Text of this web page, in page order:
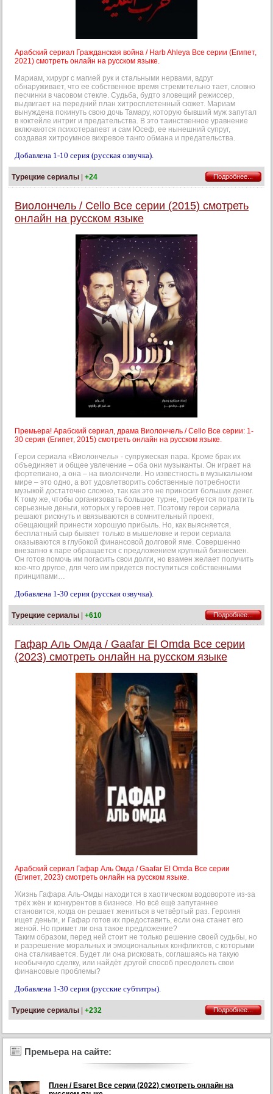
Арабский сериал Гражданская война / Harb Ahleya Все серии (Египет,
2021) смотреть онлайн на русском языке.
Мариам, хирург с магией рук и стальными нервами, вдруг
обнаруживает, что ее собственное время стремительно тает, словно
песчинки в часовом стекле. Судьба, будто зловещий режиссер,
выдвигает на передний план хитросплетенный сюжет. Мариам
вынуждена покинуть свою дочь Тамару, которую бывший муж запутал
в коктейле интриг и предательства. В это таинственное уравнение
включаются психотерапевт и сам Юсеф, ее нынешний супруг,
создавая хитроумное вихревое танго обмана и предательства.
Добавлена 1-10 серия (русская озвучка).
Турецкие сериалы | +24 Подробнее...
Виолончель / Cello Все серии (2015) смотреть
онлайн на русском языке
Премьера! Арабский сериал, драма Виолончель / Cello Все серии: 1-
30 серия (Египет, 2015) смотреть онлайн на русском языке.
Герои сериала «Виолончель» - супружеская пара. Кроме брак их
объединяет и общее увлечение – оба они музыканты. Он играет на
фортепиано, а она – на виолончели. Но известность в музыкальном
мире – это одно, а вот удовлетворить собственные потребности
музыкой достаточно сложно, так как это не приносит больших денег.
К тому же, чтобы организовать большое турне, требуется потратить
серьезные деньги, которых у героев нет. Поэтому герои сериала
решают рискнуть и ввязываются в сомнительный проект,
обещающий принести хорошую прибыль. Но, как выясняется,
бесплатный сыр бывает только в мышеловке и герои сериала
оказываются в глубокой финансовой долговой яме. Совершенно
внезапно к паре обращается с предложением крупный бизнесмен.
Он готов помочь им погасить свои долги, но взамен желает получить
кое-что другое, для чего им придется поступиться собственными
принципами…
Добавлена 1-30 серия (русская озвучка).
Турецкие сериалы | +610 Подробнее...
Гафар Аль Омда / Gaafar El Omda Все серии
(2023) смотреть онлайн на русском языке
Арабский сериал Гафар Аль Омда / Gaafar El Omda Все серии
(Египет, 2023) смотреть онлайн на русском языке.
Жизнь Гафара Аль-Омды находится в хаотическом водовороте из-за
трёх жён и конкурентов в бизнесе. Но всё ещё запутаннее
становится, когда он решает жениться в четвёртый раз. Героиня
ищет деньги, и Гафар готов их предоставить, если она станет его
женой. Но примет ли она такое предложение?
Таким образом, перед ней стоит не только решение своей судьбы, но
и разрешение моральных и эмоциональных конфликтов, с которыми
она сталкивается. Будет ли она рисковать, соглашаясь на такую
необычную сделку, или найдёт другой способ преодолеть свои
финансовые проблемы?
Добавлена 1-30 серия (русские субтитры).
Турецкие сериалы +232 Подробнее...
Премьера на сайте:
Плен / Esaret Все серии (2022) смотреть онлайн на
Добавлена